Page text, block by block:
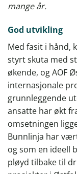
mange år.
God utvikling
Med fasit i hånd,
styrt skuta med
økende, og AOF
internasjonale
grunnleggende
ansatte har økt
omsetningen
Bunnlinja har
og som en ideell
pløyd tilbake til